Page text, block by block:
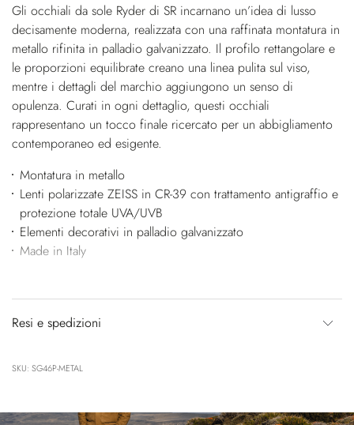
Gli occhiali da sole Ryder di SR incarnano un’idea di lusso
decisamente moderna, realizzata con una raffinata montatura in
metallo rifinita in palladio galvanizzato. Il profilo rettangolare e
le proporzioni equilibrate creano una linea pulita sul viso,
mentre i dettagli del marchio aggiungono un senso di
opulenza. Curati in ogni dettaglio, questi occhiali
rappresentano un tocco finale ricercato per un abbigliamento
contemporaneo ed esigente.
Montatura in metallo
Lenti polarizzate ZEISS in CR-39 con trattamento antigraffio e
protezione totale UVA/UVB
Elementi decorativi in palladio galvanizzato
Made in Italy
Resi e spedizioni
SKU: SG46P-METAL